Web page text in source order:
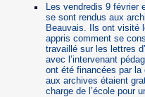
Les vendredis 9
se sont rendus aux
Beauvais. Ils ont visité
appris comment se
travaillé sur les lettres
avec l’intervenant
ont été financées par
aux archives étaient
charge de l’école pour